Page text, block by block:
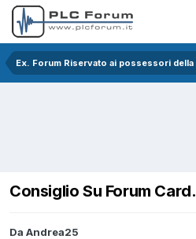
Ex. Forum Riservato ai possessori della
Consiglio Su Forum Card.
Da Andrea25